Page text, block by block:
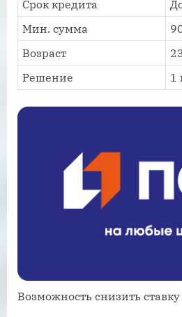
Срок кредита
Мин. сумма
Возраст
Решение
1
Возможность снизить